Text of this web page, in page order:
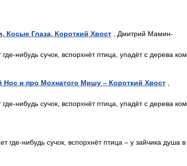
Косые Глаза, Короткий Хвост , Дмитрий Мамин-
нибудь сучок, вспорхнёт птица, упадёт с дерева ком
и про Мохнатого Мишу – Короткий Хвост
нибудь сучок, вспорхнёт птица, упадёт с дерева ком
где-нибудь сучок, вспорхнёт птица – у зайчика душа в